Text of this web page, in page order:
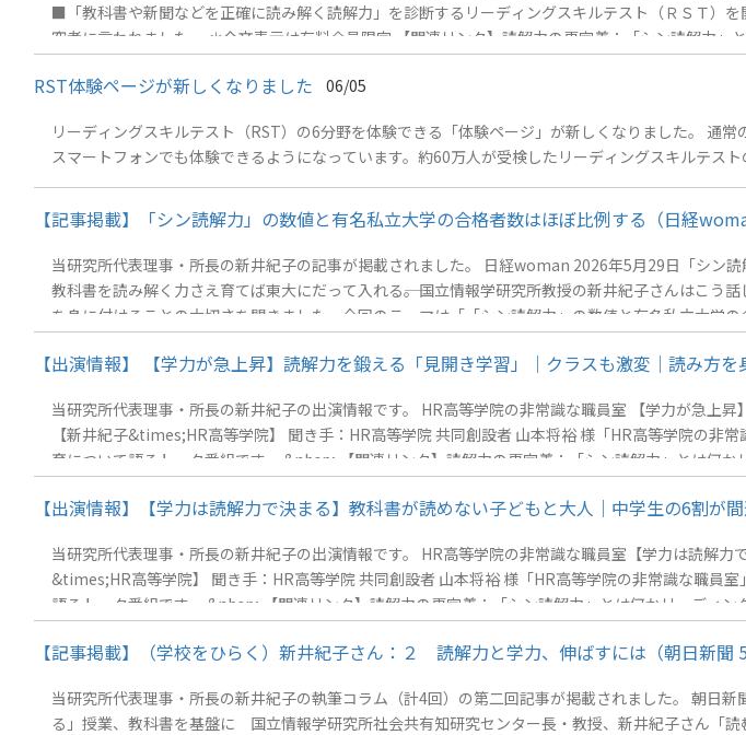
■「教科書や新聞などを正確に読み解く読解力」を診断するリーディングスキルテスト（ＲＳＴ）
究者に言われました。 ＊全文表示は有料会員限定 【関連リンク】読解力の再定義：「シン読解力」
RST体験ページが新しくなりました 06/05
リーディングスキルテスト（RST）の6分野を体験できる「体験ページ」が新しくなりました。 通
【記事掲載】「シン読解力」の数値と有名私立大学の合格者数はほぼ比例する（日経
当研究所代表理事・所長の新井紀子の記事が掲載されました。 日経woman 2026年5月29日「シ
教科書を読み解く力さえ育てば東大にだって入れる――。国立情報学研究所教授の新井紀子さんはこう
を身に付けることの大切さを聞きました。今回のテーマは「「シン読解力」の数値と有名私立大
聞読めない大人」は仕事もできない AI時代こそ必要な読解力＊全文表示は有料会員限定【関連リ
【出演情報】 【学力が急上昇】読解力を鍛える「見開き学習」｜クラスも激変｜読み方
当研究所代表理事・所長の新井紀子の出演情報です。 HR高等学院の非常識な職員室 【学力が急上
【新井紀子&times;HR高等学院】 聞き手：HR高等学院 共同創設者 山本将裕 様「HR高等学院の非
育について語るトーク番組です。 &nbsp; 【関連リンク】読解力の再定義：「シン読
【出演情報】【学力は読解力で決まる】教科書が読めない子どもと大人｜中学生の6割が
当研究所代表理事・所長の新井紀子の出演情報です。 HR高等学院の非常識な職員室【学力は読解
&times;HR高等学院】 聞き手：HR高等学院 共同創設者 山本将裕 様「HR高等学院の非常識な職員
語るトーク番組です。 &nbsp; 【関連リンク】読解力の再定義：「シン読解力」とは何かリ
【記事掲載】（学校をひらく）新井紀子さん：２ 読解力と学力、伸ばすには（朝日新聞 5
当研究所代表理事・所長の新井紀子の執筆コラム（計4回）の第二回記事が掲載されました。 朝
る」授業、教科書を基盤に 国立情報学研究所社会共有知研究センター長・教授、新井紀子さん「